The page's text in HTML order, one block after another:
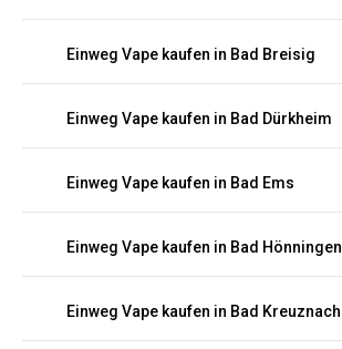
Einweg Vape kaufen in Bad Breisig
Einweg Vape kaufen in Bad Dürkheim
Einweg Vape kaufen in Bad Ems
Einweg Vape kaufen in Bad Hönningen
Einweg Vape kaufen in Bad Kreuznach